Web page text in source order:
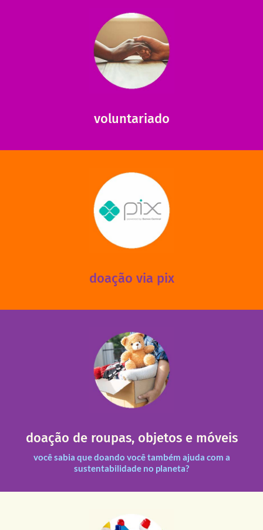
voluntariado
ajudar com certos assuntos. Entre em contato conosco e
saiba como nos ajudar.
saiba mais
doação via pix
via PIX? Elas também são muito importantes para
mantermos nossas unidades em funcionamento!
saiba mais
doação de roupas, objetos e móveis
você sabia que doando você também ajuda com a
sustentabilidade no planeta?
entre nossas unidades assim como outras instituições
Você pode doar esses itens na Rua Belmonte, 547 – Vila
Leopoldina – De segunda a sexta, das 8h30 às 11h30 e
das 13h30 às 17h30 (sextas até às 16h30).
fale conosco